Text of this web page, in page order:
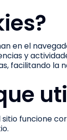
en el
y
facilitando la
sitio funcione